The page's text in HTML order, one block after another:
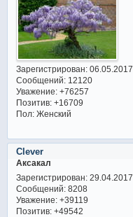
Зарегистрирован: 06.05.2017
Сообщений:12120
Уважение: +76257
Позитив: +16709
Пол:Женский
Clever
Аксакал
Зарегистрирован: 29.04.2017
Сообщений:8208
Уважение: +39119
Позитив: +49542